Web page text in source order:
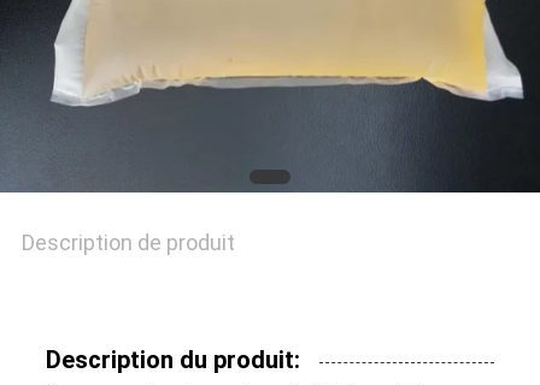
SITE
POLITIQUE
Description de produit
Description du produit: